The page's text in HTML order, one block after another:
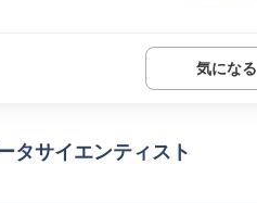
気になる
タサイエンティスト